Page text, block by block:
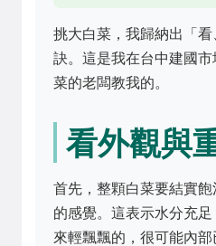
挑大白菜，我歸納出「
訣。這是我在台中建國
菜的老闆教我的。
看外觀與
首先，整顆白菜要結實
的感覺。這表示水分充
來輕飄飄的，很可能內